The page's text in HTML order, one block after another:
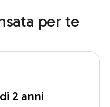
per te
2 anni